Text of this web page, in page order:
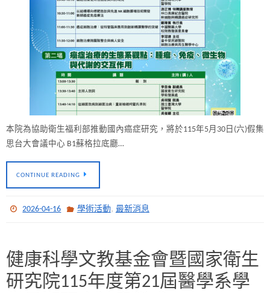
本院為協助衛生福利部推動國內癌症研究，將於115年5月30日(六)假集
思台大會議中心 B1蘇格拉底廳…
CONTINUE READING
2026-04-16 學術活動, 最新消息
健康科學文教基金會暨國家衛生
研究院115年度第21屆醫學系學